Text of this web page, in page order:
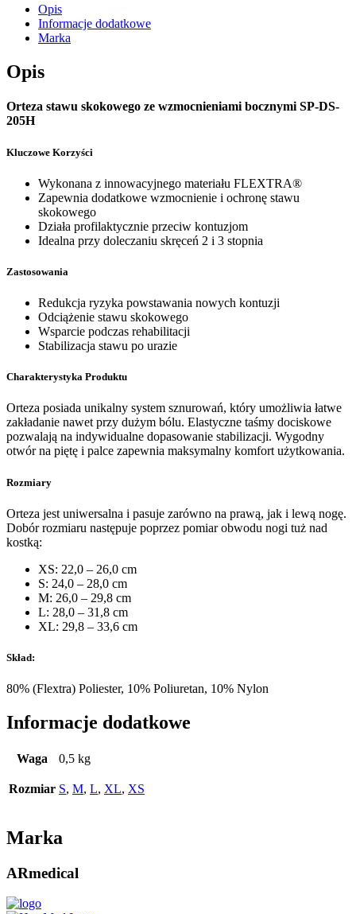
Opis
Informacje dodatkowe
Marka
Opis
Orteza stawu skokowego ze wzmocnieniami bocznymi SP-DS-
205H
Kluczowe Korzyści
Wykonana z innowacyjnego materiału FLEXTRA®
Zapewnia dodatkowe wzmocnienie i ochronę stawu
skokowego
Działa profilaktycznie przeciw kontuzjom
Idealna przy doleczaniu skręceń 2 i 3 stopnia
Zastosowania
Redukcja ryzyka powstawania nowych kontuzji
Odciążenie stawu skokowego
Wsparcie podczas rehabilitacji
Stabilizacja stawu po urazie
Charakterystyka Produktu
Orteza posiada unikalny system sznurowań, który umożliwia łatwe
zakładanie nawet przy dużym bólu. Elastyczne taśmy dociskowe
pozwalają na indywidualne dopasowanie stabilizacji. Wygodny
otwór na piętę i palce zapewnia maksymalny komfort użytkowania.
Rozmiary
Orteza jest uniwersalna i pasuje zarówno na prawą, jak i lewą nogę.
Dobór rozmiaru następuje poprzez pomiar obwodu nogi tuż nad
kostką:
XS: 22,0 – 26,0 cm
S: 24,0 – 28,0 cm
M: 26,0 – 29,8 cm
L: 28,0 – 31,8 cm
XL: 29,8 – 33,6 cm
Skład:
80% (Flextra) Poliester, 10% Poliuretan, 10% Nylon
Informacje dodatkowe
Waga 0,5 kg
Rozmiar S, M, L, XL, XS
Marka
ARmedical